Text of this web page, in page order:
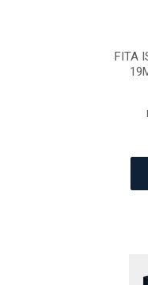
FITA